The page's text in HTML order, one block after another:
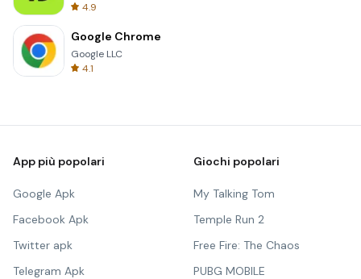
4.9
Google Chrome
Google LLC
4.1
App più popolari
Google Apk
Facebook Apk
Twitter apk
Telegram Apk
Giochi popolari
My Talking Tom
Temple Run 2
Free Fire: The Chaos
PUBG MOBILE